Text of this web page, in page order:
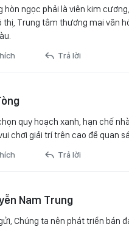
hòn ngọc phải là viên kim
thị, Trung tâm thương mại văn
Trả lời
quy hoạch xanh, hạn chế
chơi giải trí trên cao để quan
Trả lời
Nam Trung
Chúng ta nên phát triển bán